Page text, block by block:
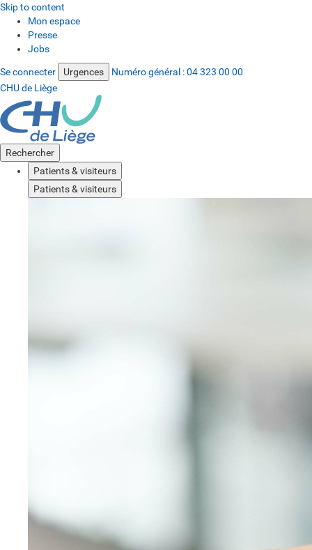
Skip to content
Mon espace
Presse
Jobs
Se connecter Urgences Numéro général :04 323 00 00
CHU de Liège
Rechercher
Patients & visiteurs
Patients & visiteurs